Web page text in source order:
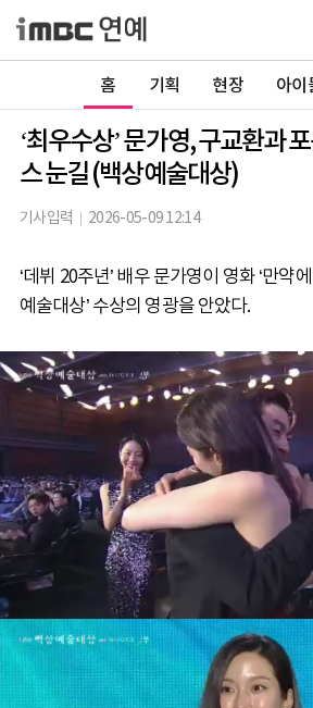
홈 기획 현장 아이
‘최우수상’ 문가영, 구교환과
스 눈길 (백상예술대상)
기사입력 2026-05-09 12:14
‘데뷔 20주년’ 배우 문가영이 영화 ‘만약
예술대상’ 수상의 영광을 안았다.